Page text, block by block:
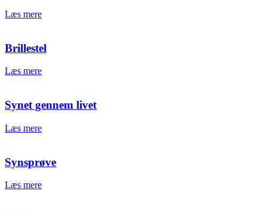
Læs mere
Brillestel
Læs mere
Synet gennem livet
Læs mere
Synsprøve
Læs mere